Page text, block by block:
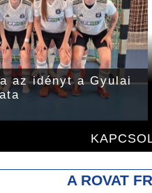
az idényt a Gyulai
A ROVAT